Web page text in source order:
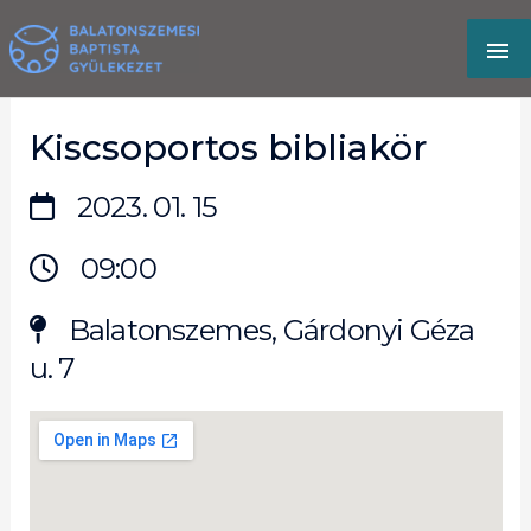
to
content
Kiscsoportos bibliakör
2023. 01. 15
09:00
Balatonszemes, Gárdonyi Géza
u. 7